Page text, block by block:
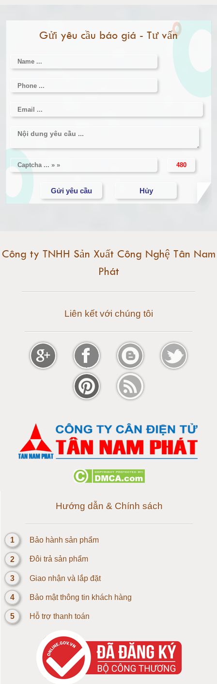
Cân điện tử 3000kg
Cân điện tử 1 tấn
Cân điện tử 2 tấn
Cân điện tử 3 tấn
Cân điện tử 10 tấn
Cân điện tử 15 tấn
Cân điện tử 50 tấn
Cân điện tử 80 tấn
Cân điện tử 100 tấn
Cân điện tử 150 tấn
Loadcell 300g
Cảm biến Loadcell 2kg
Loadcell 3kg
Loadcell 5kg
Loadcell 10kg
Loadcell 20kg
Loadcell 30kg
Loadcell 50kg
Gửi yêu cầu báo giá - Tư vấn
Công ty TNHH Sản Xuất Công Nghệ Tân Nam
Phát
Liên kết với chúng tôi
Hướng dẫn & Chính sách
1 Bảo hành sản phẩm
2 Đôi trả sản phẩm
3 Giao nhận và lắp đặt
4 Bảo mật thông tin khách hàng
5 Hỗ trợ thanh toán